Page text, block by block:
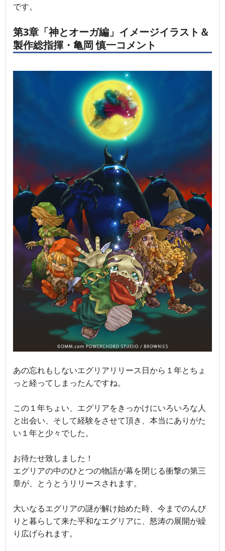
です。
第3章「神とオーガ編」イメージイラスト＆
製作総指揮・亀岡 慎一コメント
あの忘れもしないエグリアリリース日から１年とちょ
っと経ってしまったんですね。
この１年ちょい、エグリアをきっかけにいろいろな人
と出会い、そして経験をさせて頂き、本当にありがた
い１年と少々でした。
お待たせ致しました！
エグリアの中のひとつの物語が幕を閉じる衝撃の第三
章が、とうとうリリースされます。
大いなるエグリアの謎が解け始めた時、今までのんび
りと暮らして来た平和なエグリアに、怒涛の展開が繰
り広げられます。